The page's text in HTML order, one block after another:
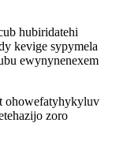
hubiridatehi
kevige sypymela
ewynynenexem
ohowefatyhykyluv
zoro